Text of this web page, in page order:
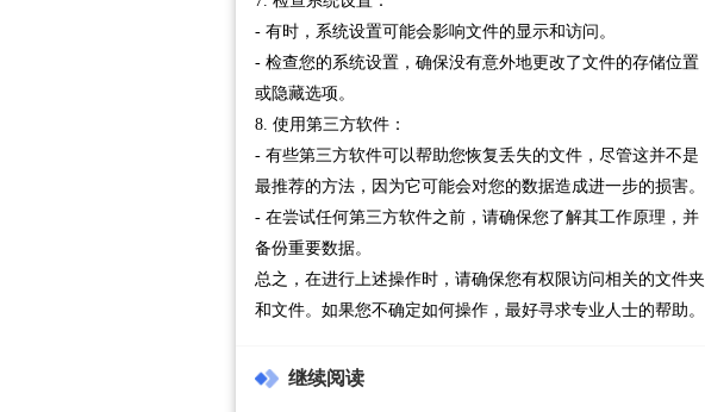
- 有时，系统设置可能会影响文件的显示和访问。
- 检查您的系统设置，确保没有意外地更改了文件的存储位置
或隐藏选项。
8. 使用第三方软件：
- 有些第三方软件可以帮助您恢复丢失的文件，尽管这并不是
最推荐的方法，因为它可能会对您的数据造成进一步的损害。
- 在尝试任何第三方软件之前，请确保您了解其工作原理，并
备份重要数据。
总之，在进行上述操作时，请确保您有权限访问相关的文件夹
和文件。如果您不确定如何操作，最好寻求专业人士的帮助。
继续阅读